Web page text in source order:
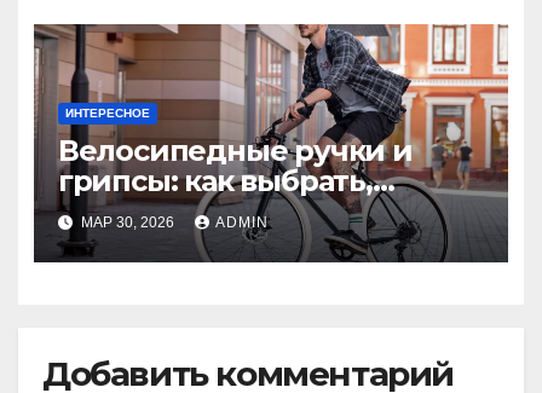
ИНТЕРЕСНОЕ
Велосипедные ручки и
грипсы: как выбрать,
установить и ухаживать
МАР 30, 2026 ADMIN
Добавить комментарий